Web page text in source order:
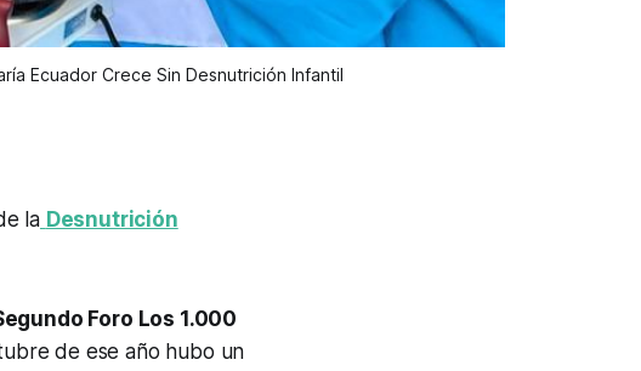
Ecuador Crece Sin Desnutrición Infantil
la Desnutrición
Foro Los 1.000
de ese año hubo un